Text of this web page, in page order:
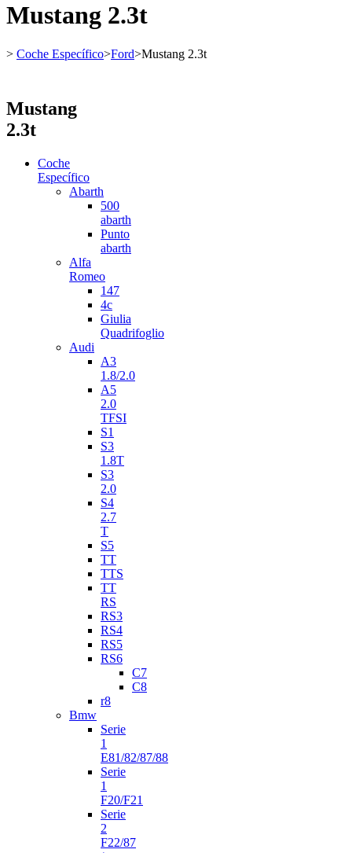
Mustang 2.3t
> Coche Específico>Ford>Mustang 2.3t
Mustang
2.3t
Coche
Específico
Abarth
500
abarth
Punto
abarth
Alfa
Romeo
147
4c
Giulia
Quadrifoglio
Audi
A3
1.8/2.0
A5
2.0
TFSI
S1
S3
1.8T
S3
2.0
S4
2.7
T
S5
TT
TTS
TT
RS
RS3
RS4
RS5
RS6
C7
C8
r8
Bmw
Serie
1
E81/82/87/88
Serie
1
F20/F21
Serie
2
F22/87